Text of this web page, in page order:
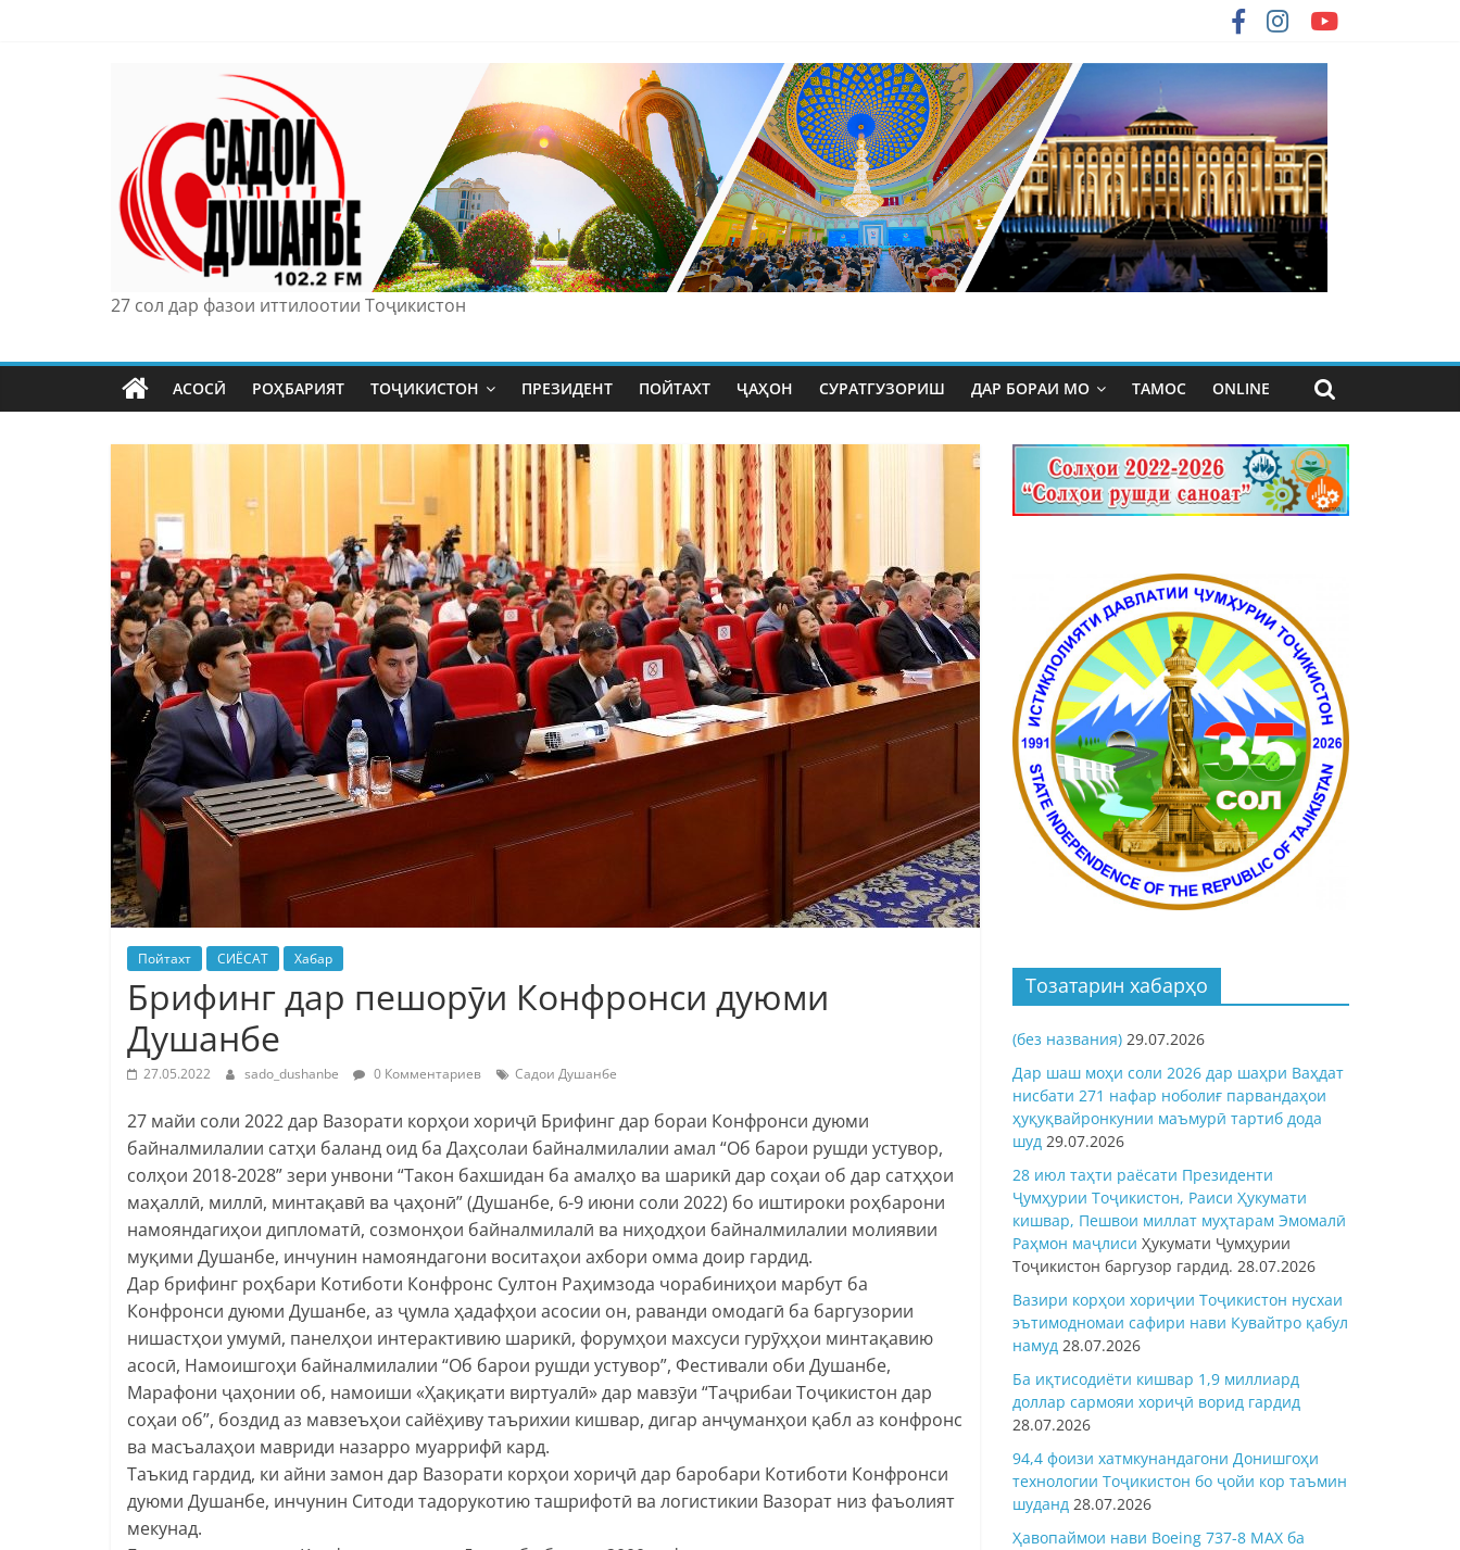
27 сол дар фазои иттилоотии Тоҷикистон
АСОСӢ РОҲБАРИЯТ ТОҶИКИСТОН ПРЕЗИДЕНТ ПОЙТАХТ ҶАҲОН СУРАТГУЗОРИШ ДАР БОРАИ МО ТАМОС ONLINE
Пойтахт СИЁСАТ Хабар
Брифинг дар пешорӯи Конфронси дуюми
Душанбе
27.05.2022 sado_dushanbe 0 Комментариев Садои Душанбе
27 майи соли 2022 дар Вазорати корҳои хориҷӣ Брифинг дар бораи Конфронси дуюми
байналмилалии сатҳи баланд оид ба Даҳсолаи байналмилалии амал “Об барои рушди устувор,
солҳои 2018-2028” зери унвони “Такон бахшидан ба амалҳо ва шарикӣ дар соҳаи об дар сатҳҳои
маҳаллӣ, миллӣ, минтақавӣ ва ҷаҳонӣ” (Душанбе, 6-9 июни соли 2022) бо иштироки роҳбарони
намояндагиҳои дипломатӣ, созмонҳои байналмилалӣ ва ниҳодҳои байналмилалии молиявии
муқими Душанбе, инчунин намояндагони воситаҳои ахбори омма доир гардид.
Дар брифинг роҳбари Котиботи Конфронс Султон Раҳимзода чорабиниҳои марбут ба
Конфронси дуюми Душанбе, аз ҷумла ҳадафҳои асосии он, раванди омодагӣ ба баргузории
нишастҳои умумӣ, панелҳои интерактивию шарикӣ, форумҳои махсуси гурӯҳҳои минтақавию
асосӣ, Намоишгоҳи байналмилалии “Об барои рушди устувор”, Фестивали оби Душанбе,
Марафони ҷаҳонии об, намоиши «Ҳақиқати виртуалӣ» дар мавзӯи “Таҷрибаи Тоҷикистон дар
соҳаи об”, боздид аз мавзеъҳои сайёҳиву таърихии кишвар, дигар анҷуманҳои қабл аз конфронс
ва масъалаҳои мавриди назарро муаррифӣ кард.
Таъкид гардид, ки айни замон дар Вазорати корҳои хориҷӣ дар баробари Котиботи Конфронси
дуюми Душанбе, инчунин Ситоди тадорукотию ташрифотӣ ва логистикии Вазорат низ фаъолият
мекунад.
Тозатарин хабарҳо
(без названия) 29.07.2026
Дар шаш моҳи соли 2026 дар шаҳри Ваҳдат
нисбати 271 нафар ноболиғ парвандаҳои
ҳуқуқвайронкунии маъмурӣ тартиб дода
шуд 29.07.2026
28 июл таҳти раёсати Президенти
Ҷумҳурии Тоҷикистон, Раиси Ҳукумати
кишвар, Пешвои миллат муҳтарам Эмомалӣ
Раҳмон маҷлиси Ҳукумати Ҷумҳурии
Тоҷикистон баргузор гардид. 28.07.2026
Вазири корҳои хориҷии Тоҷикистон нусхаи
эътимодномаи сафири нави Кувайтро қабул
намуд 28.07.2026
Ба иқтисодиёти кишвар 1,9 миллиард
доллар сармояи хориҷӣ ворид гардид
28.07.2026
94,4 фоизи хатмкунандагони Донишгоҳи
технологии Тоҷикистон бо ҷойи кор таъмин
шуданд 28.07.2026
Ҳавопаймои нави Boeing 737-8 MAX ба